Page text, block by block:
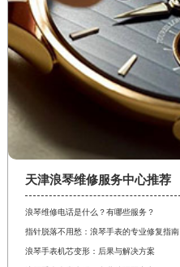
天津浪琴维修服务中心推荐
浪琴维修电话是什么？有哪些服务？
指针脱落不用愁：浪琴手表的专业修复指南
浪琴手表机芯变形：后果与解决方案